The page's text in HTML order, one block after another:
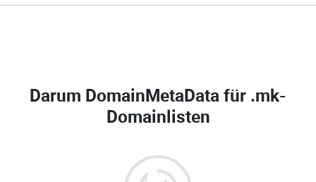
Darum DomainMetaData für .mk-
Domainlisten